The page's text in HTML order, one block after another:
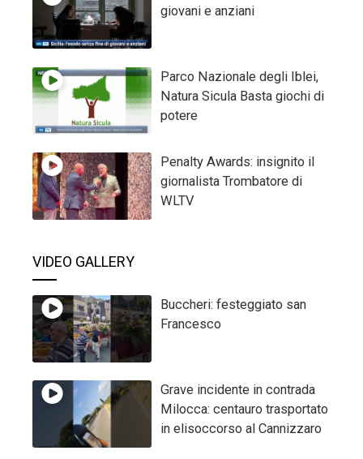
giovani e anziani
Parco Nazionale degli Iblei,
Natura Sicula Basta giochi di
potere
Penalty Awards: insignito il
giornalista Trombatore di
WLTV
VIDEO GALLERY
Buccheri: festeggiato san
Francesco
Grave incidente in contrada
Milocca: centauro trasportato
in elisoccorso al Cannizzaro